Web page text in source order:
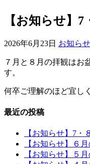
【お知らせ】
2026年6月23日 お知らせ
７月と８月の拝観はお
す。
何卒ご理解のほど宜し
最近の投稿
【お知らせ】7・
【お知らせ】６
【お知らせ】５